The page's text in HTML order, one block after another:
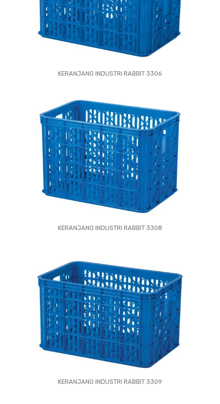
KERANJANG INDUSTRI RABBIT 3306
KERANJANG INDUSTRI RABBIT 3308
KERANJANG INDUSTRI RABBIT 3309